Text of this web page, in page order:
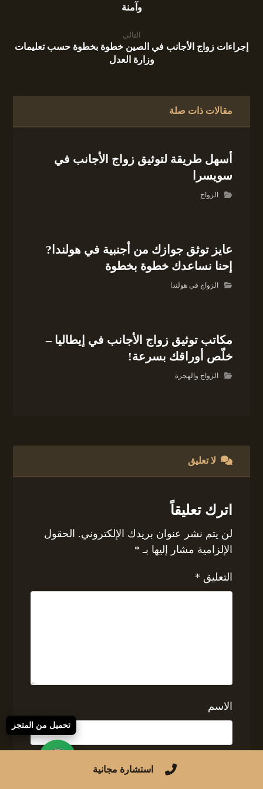
وآمنة
التالي
إجراءات زواج الأجانب في الصين خطوة بخطوة حسب تعليمات
وزارة العدل
مقالات ذات صلة
أسهل طريقة لتوثيق زواج الأجانب في
سويسرا
الزواج
عايز توثق جوازك من أجنبية في هولندا?
إحنا نساعدك خطوة بخطوة
الزواج في هولندا
مكاتب توثيق زواج الأجانب في إيطاليا –
خلّص أوراقك بسرعة!
الزواج والهجرة
لا تعليق
اترك تعليقاً
لن يتم نشر عنوان بريدك الإلكتروني. الحقول
الإلزامية مشار إليها بـ *
التعليق *
الاسم
البريد الإلكتروني استشارة مجانية
تحميل من المتجر